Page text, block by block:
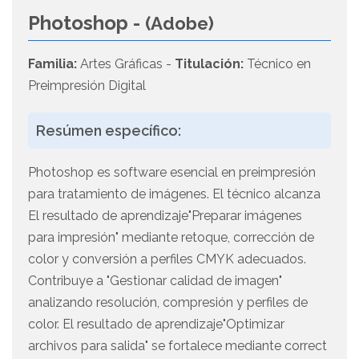
Photoshop - (Adobe)
Familia: Artes Gráficas - Titulación: Técnico en
Preimpresión Digital
Resúmen específico:
Photoshop es software esencial en preimpresión
para tratamiento de imágenes. El técnico alcanza
El resultado de aprendizaje"Preparar imágenes
para impresión" mediante retoque, corrección de
color y conversión a perfiles CMYK adecuados.
Contribuye a "Gestionar calidad de imagen"
analizando resolución, compresión y perfiles de
color. El resultado de aprendizaje"Optimizar
archivos para salida" se fortalece mediante correct